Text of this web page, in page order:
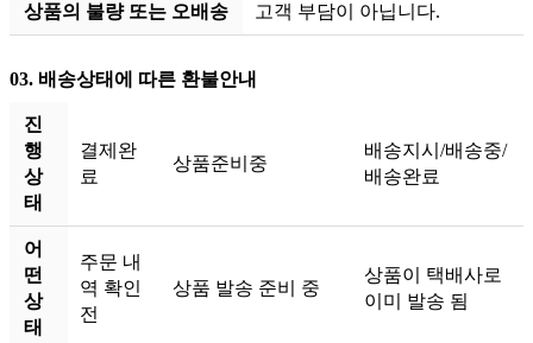
상품의 불량 또는 오배송 고객 부담이 아닙니다.
03. 배송상태에 따른 환불안내
진
행
상
태
결제완
료
상품준비중
배송지시/배송중/
배송완료
어
떤
상
태
주문 내
역 확인
전
상품 발송 준비 중
상품이 택배사로
이미 발송 됨